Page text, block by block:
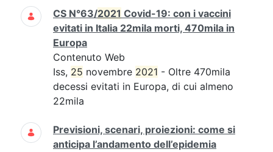
CS N°63/2021 Covid-19: con i vaccini
evitati in Italia 22mila morti, 470mila in
Europa
Contenuto Web
Iss, 25 novembre 2021 - Oltre 470mila
decessi evitati in Europa, di cui almeno
22mila
Previsioni, scenari, proiezioni: come si
anticipa l’andamento dell’epidemia